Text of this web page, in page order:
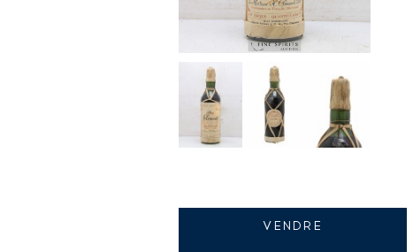
VENDRE